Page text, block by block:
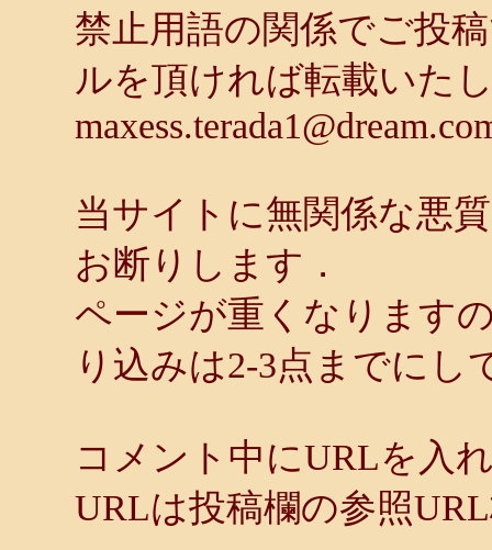
禁止用語の関係でご投
ルを頂ければ転載いた
当サイトに無関係な悪
お断りします．
ページが重くなります
り込みは2-3点までにし
コメント中にURLを入
URLは投稿欄の参照